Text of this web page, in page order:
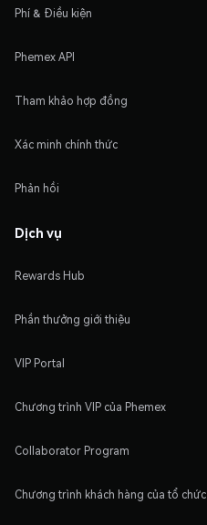
Phí & Điều kiện
Phemex API
Tham khảo hợp đồng
Xác minh chính thức
Phản hồi
Dịch vụ
Rewards Hub
Phần thưởng giới thiệu
VIP Portal
Chương trình VIP của Phemex
Collaborator Program
Chương trình khách hàng của tổ chức